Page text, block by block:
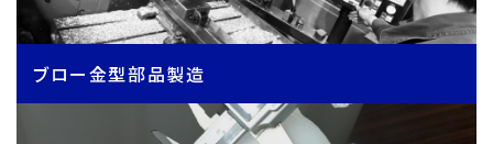
ブロー金型部品製造